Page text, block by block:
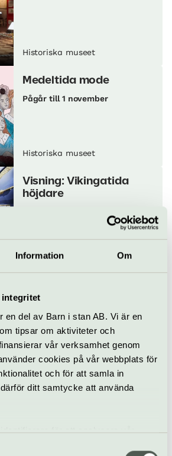
Information Om
integritet
en del av Barn i stan AB. Vi är en
tipsar om aktiviteter och
vår verksamhet genom
cookies på vår webbplats för
och för att samla in
ditt samtycke att använda
för att analysera vår
Historiska museet
Medeltida mode
Pågår till 1 november
Historiska museet
Visning: Vikingatida
höjdare
Historiska museet
skattkammare fylld av
Historiska museet
Forntider – livsöden
från sten-, brons- och